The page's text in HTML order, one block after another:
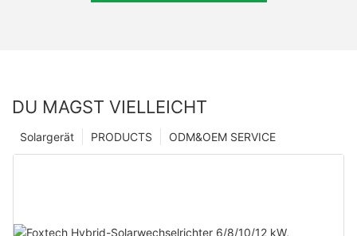
DU MAGST VIELLEICHT
ODM&OEM SERVICE
PRODUCTS
Solargerät